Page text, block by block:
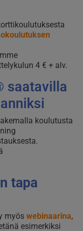
4 € + alv.
saatavilla
koulutusta
tapa
myös webinaarina,
esimerkiksi